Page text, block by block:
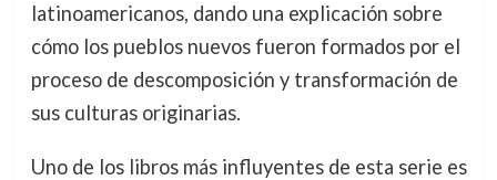
latinoamericanos, dando una explicación sobre
cómo los pueblos nuevos fueron formados por el
proceso de descomposición y transformación de
sus culturas originarias.
Uno de los libros más influyentes de esta serie es